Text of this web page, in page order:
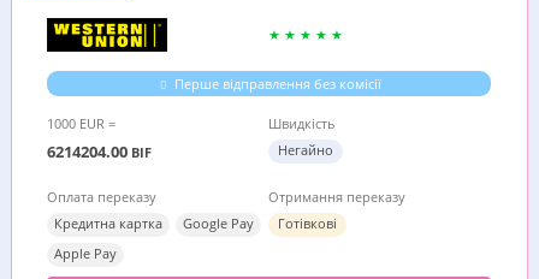
Перше відправлення без комісії
1000 EUR =
6214204.00 BIF
Швидкість
Негайно
Оплата переказу
Кредитна картка
Google Pay
Apple Pay
Отримання переказу
Готівкові